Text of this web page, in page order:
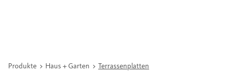
Produkte Haus + Garten Terrassenplatten